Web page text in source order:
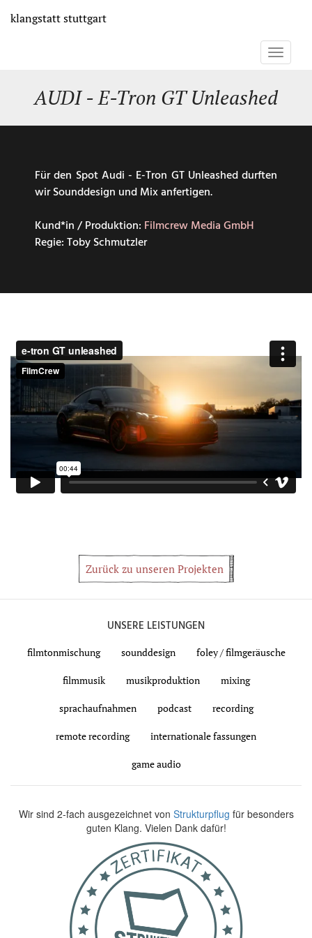
zum
klangstattstuttgart
Toggle
AUDI - E-Tron GT Unleashed
Für den Spot Audi - E-Tron GT Unleashed durften
wir Sounddesign und Mix anfertigen.
Kund*in / Produktion: Filmcrew Media GmbH
Regie: Toby Schmutzler
Zurück zu unseren Projekten
UNSERE LEISTUNGEN
filmtonmischung sounddesign foley / filmgeräusche
filmmusik musikproduktion mixing
sprachaufnahmen podcast recording
remote recording internationale fassungen
game audio
Wir sind 2-fach ausgezeichnet von Strukturpflug für besonders
guten Klang. Vielen Dank dafür!